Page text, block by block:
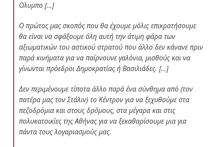
Ολυμπο […]
Ο πρώτος μας σκοπός που θα έχουμε μόλις επικρατήσουμε
θα είναι να σφάξουμε όλη αυτή την άτιμη φάρα των
αξιωματικών του αστικού στρατού που άλλο δεν κάνανε πριν
παρά κινήματα για να παίρνουνε γαλόνια, μισθούς και να
γίνωνται πρόεδροι Δημοκρατίας ή Βασιλιάδες. […]
Δεν περιμένουμε τίποτα άλλο παρά ένα σύνθημα από (τον
πατέρα μας τον Στάλιν) το Κέντρον για να ξεχυθούμε στα
πεζοδρόμια και στους δρόμους, στα μέγαρα και στις
πολυκατοικίες της Αθήνας για να ξεκαθαρίσουμε μια για
πάντα τους λογαριασμούς μας.